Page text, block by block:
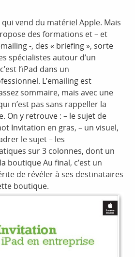
vend du matériel Apple. Mais
des formations et – et
-, des « briefing », sorte
spécialistes autour d’un
l’iPad dans un
L’emailing est
sommaire, mais avec une
n’est pas sans rappeller la
On y retrouve : – le sujet de
Invitation en gras, – un visuel,
le sujet – les
sur 3 colonnes, dont un
boutique Au final, c’est un
de révéler à ses destinataires
boutique.